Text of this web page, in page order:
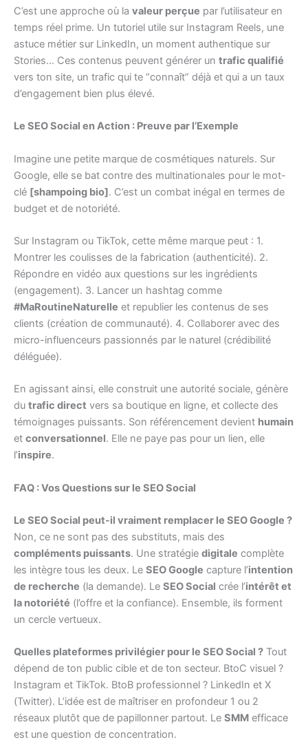
C’est une approche où la valeur perçue par l’utilisateur en
temps réel prime. Un tutoriel utile sur Instagram Reels, une
astuce métier sur LinkedIn, un moment authentique sur
Stories… Ces contenus peuvent générer un trafic qualifié
vers ton site, un trafic qui te “connaît” déjà et qui a un taux
d’engagement bien plus élevé.
Le SEO Social en Action : Preuve par l’Exemple
Imagine une petite marque de cosmétiques naturels. Sur
Google, elle se bat contre des multinationales pour le mot-
clé [shampoing bio]. C’est un combat inégal en termes de
budget et de notoriété.
Sur Instagram ou TikTok, cette même marque peut : 1.
Montrer les coulisses de la fabrication (authenticité). 2.
Répondre en vidéo aux questions sur les ingrédients
(engagement). 3. Lancer un hashtag comme
#MaRoutineNaturelle et republier les contenus de ses
clients (création de communauté). 4. Collaborer avec des
micro-influenceurs passionnés par le naturel (crédibilité
déléguée).
En agissant ainsi, elle construit une autorité sociale, génère
du trafic direct vers sa boutique en ligne, et collecte des
témoignages puissants. Son référencement devient humain
et conversationnel. Elle ne paye pas pour un lien, elle
l’inspire.
FAQ : Vos Questions sur le SEO Social
Le SEO Social peut-il vraiment remplacer le SEO Google ?
Non, ce ne sont pas des substituts, mais des
compléments puissants. Une stratégie digitale complète
les intègre tous les deux. Le SEO Google capture l’intention
de recherche (la demande). Le SEO Social crée l’intérêt et
la notoriété (l’offre et la confiance). Ensemble, ils forment
un cercle vertueux.
Quelles plateformes privilégier pour le SEO Social ? Tout
dépend de ton public cible et de ton secteur. BtoC visuel ?
Instagram et TikTok. BtoB professionnel ? LinkedIn et X
(Twitter). L’idée est de maîtriser en profondeur 1 ou 2
réseaux plutôt que de papillonner partout. Le SMM efficace
est une question de concentration.